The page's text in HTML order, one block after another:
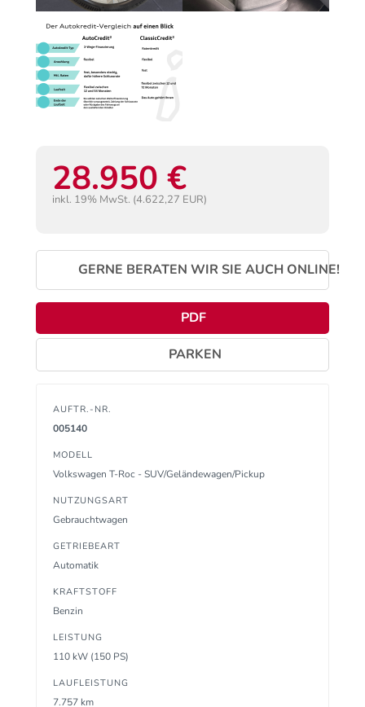
28.950 €
inkl. 19% MwSt. (4.622,27 EUR)
GERNE BERATEN WIR SIE AUCH ONLINE!
PDF
PARKEN
AUFTR.-NR.
005140
MODELL
Volkswagen T-Roc - SUV/Geländewagen/Pickup
NUTZUNGSART
Gebrauchtwagen
GETRIEBEART
Automatik
KRAFTSTOFF
Benzin
LEISTUNG
110 kW (150 PS)
LAUFLEISTUNG
7.757 km